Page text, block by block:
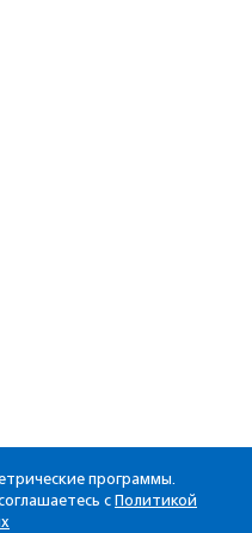
программы.
с Политикой